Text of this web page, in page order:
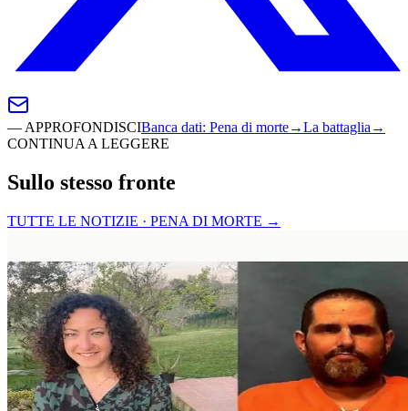
— APPROFONDISCIBanca dati: Pena di morte→La battaglia →
CONTINUA A LEGGERE
Sullo stesso fronte
TUTTE LE NOTIZIE · PENA DI MORTE →